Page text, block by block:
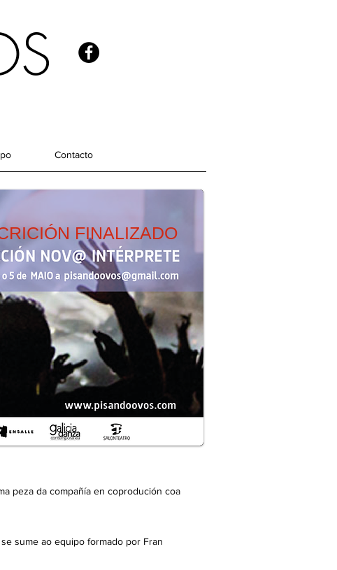
Contacto
FINALIZADO
peza da compañía en coprodución coa
sume ao equipo formado por Fran